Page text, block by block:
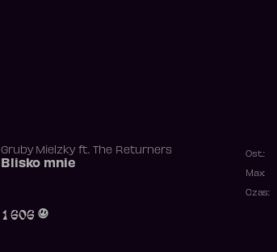
Gruby Mielzkyft. The Returners
Blisko mnie
1 606
Ost.:
Max:
Czas: